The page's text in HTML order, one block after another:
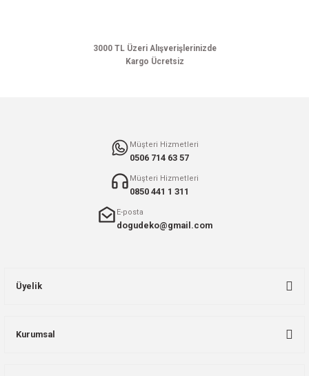
3000 TL Üzeri Alışverişlerinizde
Kargo Ücretsiz
Müşteri Hizmetleri
0506 714 63 57
Müşteri Hizmetleri
0850 441 1 311
E-posta
dogudeko@gmail.com
Üyelik
Kurumsal